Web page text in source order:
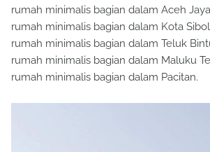
rumah minimalis bagian dalam Aceh
rumah minimalis bagian dalam Kota
rumah minimalis bagian dalam Teluk
rumah minimalis bagian dalam Maluku
rumah minimalis bagian dalam Pacitan.